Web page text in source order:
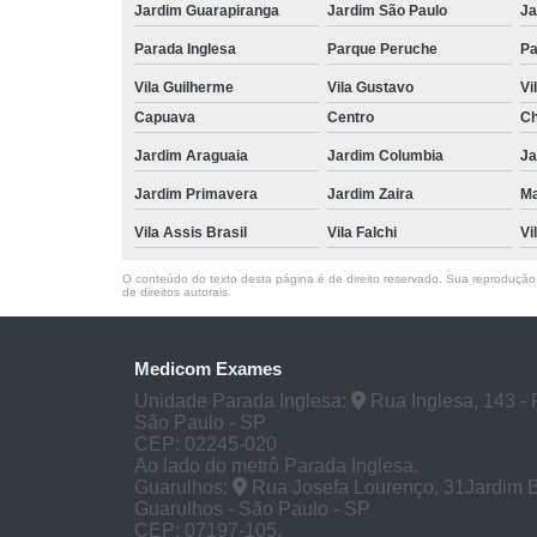
Jardim Guarapiranga Jardim São Paulo
Parada Inglesa Parque Peruche
Vila Guilherme Vila Gustavo
Capuava
Centro
Jardim Araguaia Jardim Columbia
Jardim Primavera Jardim Zaira
Vila Assis Brasil Vila Falchi
O conteúdo do texto desta página é de direito reservado. Sua
de direitos autorais
Medicom Exames
Unidade Parada Inglesa:
Rua Inglesa, 143 -
São Paulo - SP
CEP: 02245-020
Ao lado do metrô Parada Inglesa.
Guarulhos:
Rua Josefa Lourenço, 31Jardim
Guarulhos - São Paulo - SP
CEP: 07197-105.